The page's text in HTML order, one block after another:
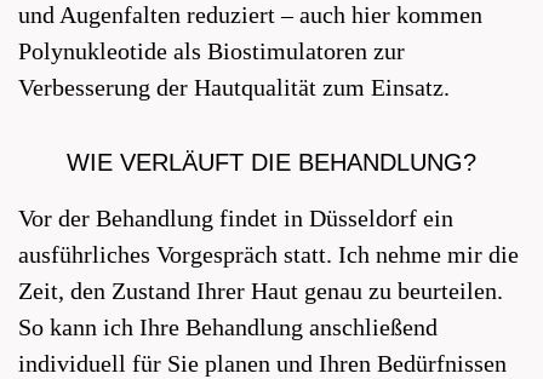
und Augenfalten reduziert – auch hier kommen
Polynukleotide als Biostimulatoren zur
Verbesserung der Hautqualität zum Einsatz.
WIE VERLÄUFT DIE BEHANDLUNG?
Vor der Behandlung findet in Düsseldorf ein
ausführliches Vorgespräch statt. Ich nehme mir die
Zeit, den Zustand Ihrer Haut genau zu beurteilen.
So kann ich Ihre Behandlung anschließend
individuell für Sie planen und Ihren Bedürfnissen